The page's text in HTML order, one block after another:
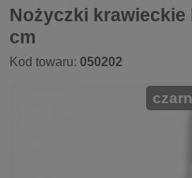
Nożyczki krawieckie
cm
Kod towaru: 050202